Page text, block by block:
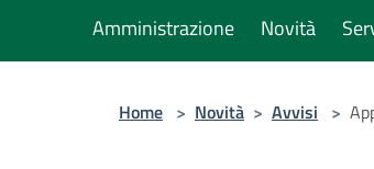
Amministrazione Novità
Home > Novità > Avvisi >